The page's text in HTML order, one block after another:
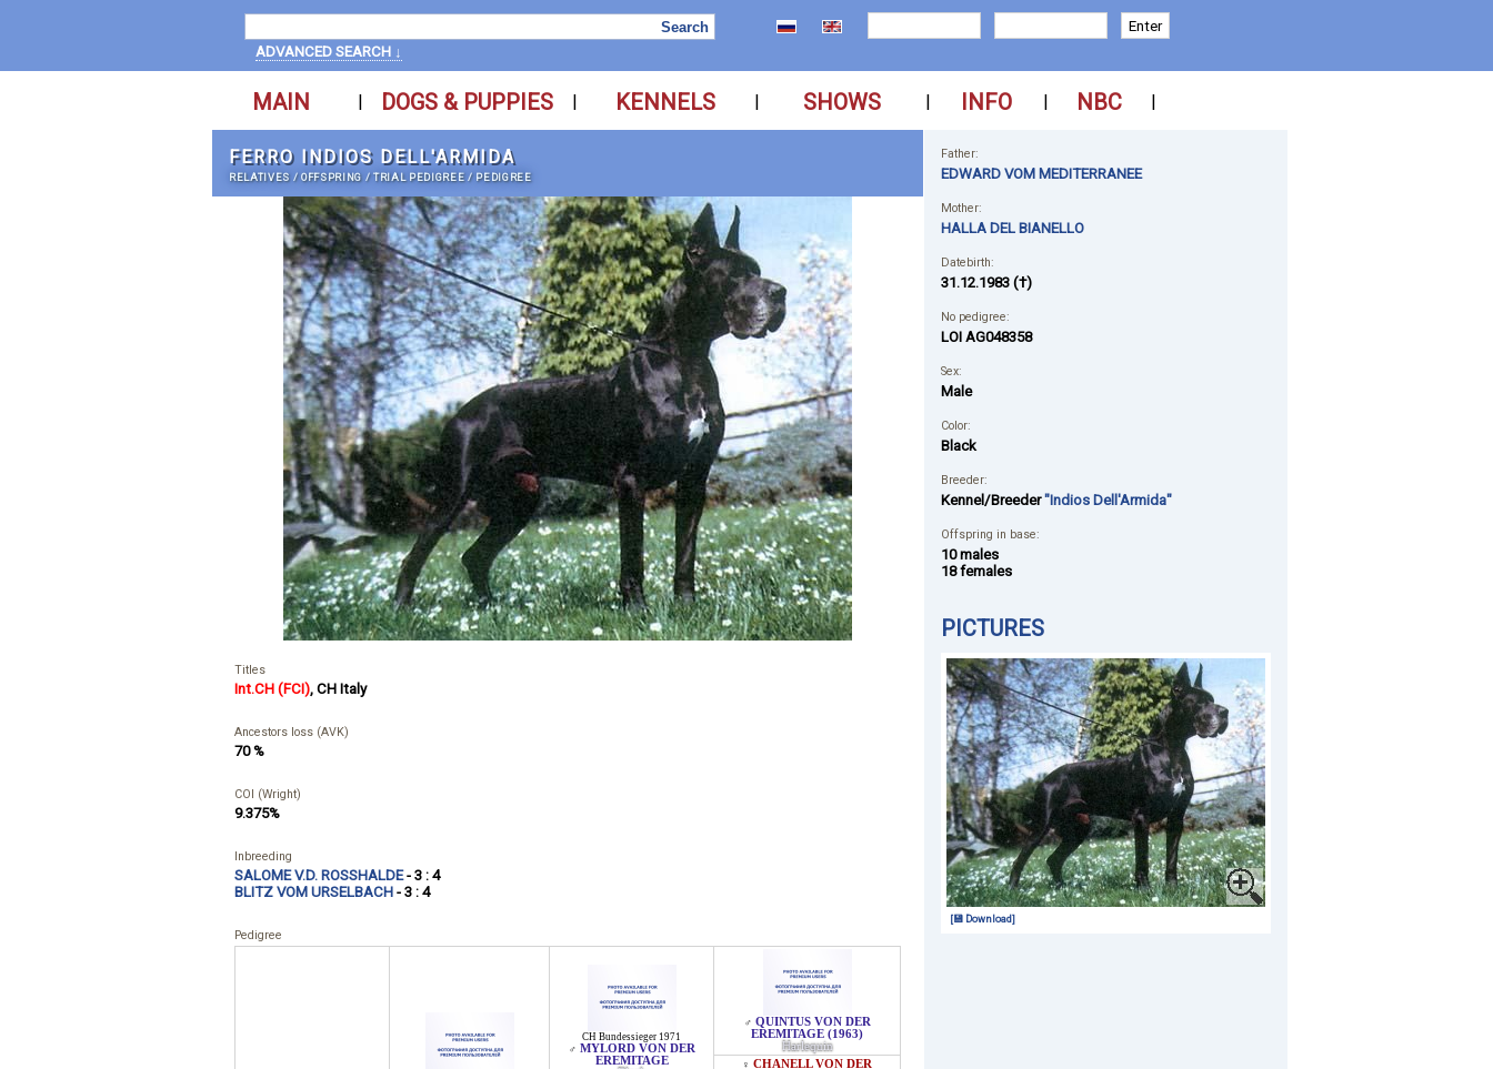
ADVANCED SEARCH ↓
MAIN | DOGS & PUPPIES | KENNELS | SHOWS | INFO | NBC |
FERRO INDIOS DELL'ARMIDA
RELATIVES /OFFSPRING /TRIAL PEDIGREE / PEDIGREE
Titles
Int.CH (FCI), CH Italy
Ancestors loss (AVK)
70 %
COI (Wright)
9.375%
Inbreeding
SALOME V.D. ROSSHALDE- 3 : 4
BLITZ VOM URSELBACH - 3 : 4
Pedigree
CH Bundessieger 1971
♂ MYLORD VON DER
EREMITAGE
♂ QUINTUS VON DER
EREMITAGE (1963)
Harlequin
♀ CHANELL VON DER
Father:
EDWARD VOM MEDITERRANEE
Mother:
HALLA DEL BIANELLO
Datebirth:
31.12.1983 (†)
No pedigree:
LOI AG048358
Sex:
Male
Color:
Black
Breeder:
Kennel/Breeder"Indios Dell'Armida"
Offspring in base:
10 males
18 females
PICTURES
[💾 Download]